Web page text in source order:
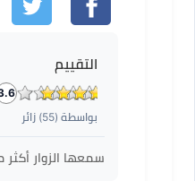
التقييم
بواسطة (55) زائر
سمعها الزوار أكثر